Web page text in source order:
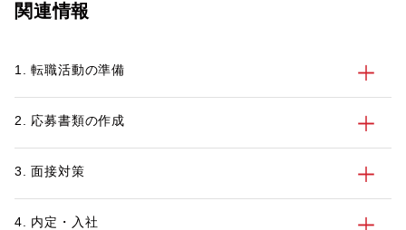
関連情報
1. 転職活動の準備
2. 応募書類の作成
3. 面接対策
4. 内定・入社